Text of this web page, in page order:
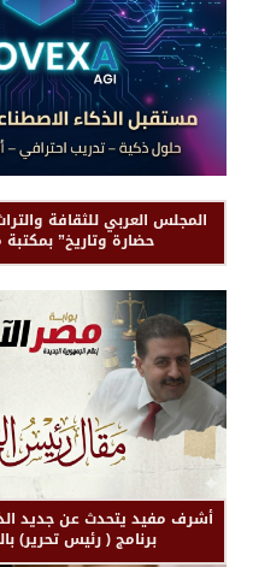
المجلس العربي للثقافة
حضارة وتاريخ”
أشرف مفيد يتحدث عن جديد
برنامج ( رئيس تحرير)